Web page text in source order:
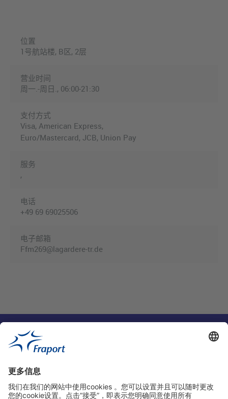
位置
1号航站楼, B区, 2层
营业时间
周一.-周日., 06:00-21:30
支付方式
Visa, American Express,
Euro/Mastercard, JCB, Union Pay
服务
,
电话
+49 69 69025506
电子邮箱
Ffm269@lagardere-tr.de
实用链接